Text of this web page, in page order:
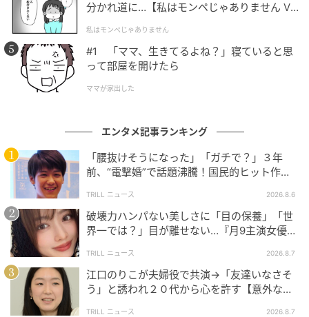
アカデミー賞受賞作『プーチンの愛国教室』
が突きつける問い――「国民が望んだ戦争」
は学校で作られる
分かれ道に…【私はモンペじゃありません Vo
私はモンペじゃありません
#1 「ママ、生きてるよね？」寝ていると思
って部屋を開けたら
ママが家出した
エンタメ記事ランキング
「腰抜けそうになった」「ガチで？」３年
前、“電撃婚”で話題沸騰！国民的ヒット作
TRILL ニュース 2026.8.6
破壊力ハンパない美しさに「目の保養」「世
界一では？」目が離せない…『月9主演女優
TRILL ニュース 2026.8.7
江口のりこが夫婦役で共演→「友達いなさそ
う」と誘われ２０代から心を許す【意外な親
TRILL ニュース 2026.8.7